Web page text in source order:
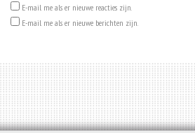
E-mail me als er nieuwe reacties zijn.
E-mail me als er nieuwe berichten zijn.